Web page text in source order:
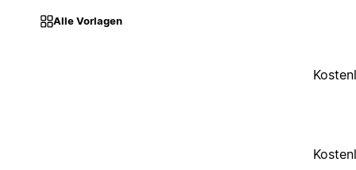
Alle Vorlagen